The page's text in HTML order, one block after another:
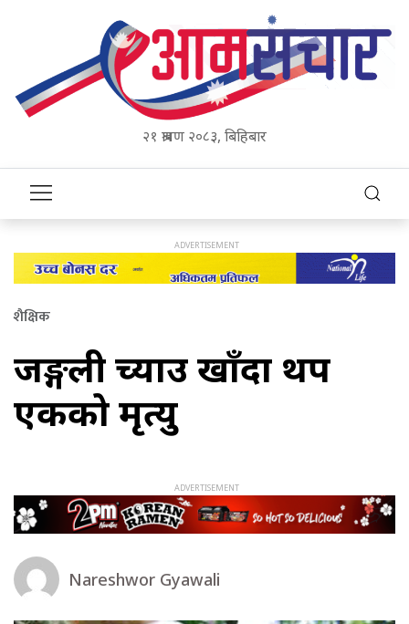
२१ श्रावण २०८३, बिहिबार
शैक्षिक
जङ्गली च्याउ खाँदा थप
एकको मृत्यु
Nareshwor Gyawali